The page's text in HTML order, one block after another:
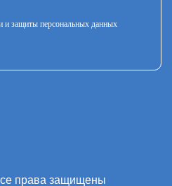
и защиты персональных данных
права защищены